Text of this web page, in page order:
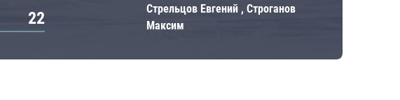
22
Стрельцов Евгений , Строганов
Максим